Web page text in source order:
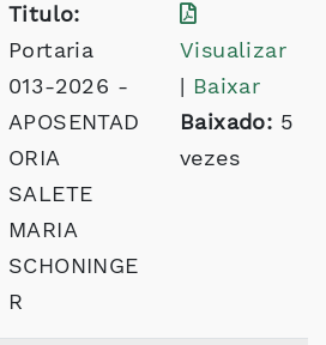
Titulo:
Portaria
013-2026 -
APOSENTAD
ORIA
SALETE
MARIA
SCHONINGE
R
Visualizar
| Baixar
Baixado: 5
vezes